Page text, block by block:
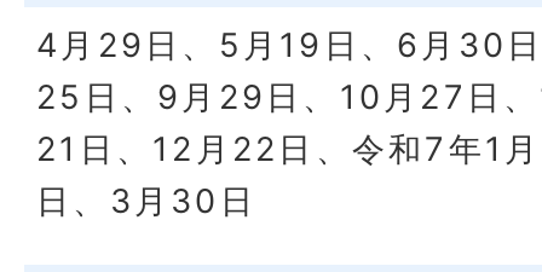
4月29日、5月19日、6月30
25日、9月29日、10月27日
21日、12月22日、令和7年1
日、3月30日